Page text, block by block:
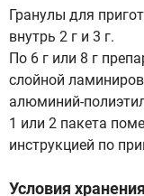
Гранулы для
внутрь 2 г и 3 г.
По 6 г или 8 г
слойной
алюминий-
1 или 2 пакета
инструкцией по
Условия хранения